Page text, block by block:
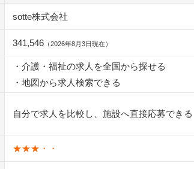
者のmotoについて
sotte株式会社
341,546 （2026年8月3日現在）
・介護・福祉の求人を全国から探せる
・地図から求人検索できる
自分で求人を比較し、施設へ直接応募できる
★★★・・